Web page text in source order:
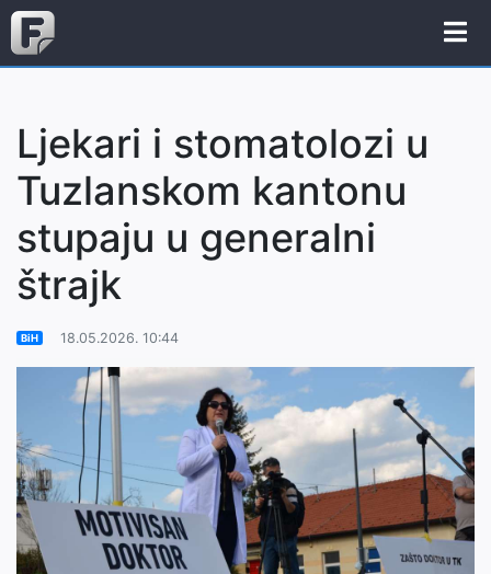
Ljekari i stomatolozi u
Tuzlanskom kantonu
stupaju u generalni
štrajk
BiH 18.05.2026. 10:44